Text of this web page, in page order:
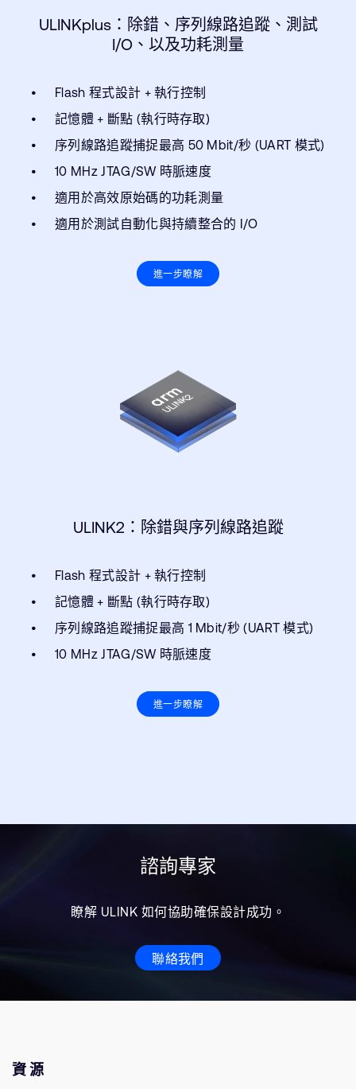
ULINKplus：除錯、序列線路追蹤、測試
I/O、以及功耗測量
Flash 程式設計 + 執行控制
記憶體 + 斷點 (執行時存取)
序列線路追蹤捕捉最高 50 Mbit/秒 (UART 模式)
10 MHz JTAG/SW 時脈速度
適用於高效原始碼的功耗測量
適用於測試自動化與持續整合的 I/O
進一步瞭解
ULINK2：除錯與序列線路追蹤
Flash 程式設計 + 執行控制
記憶體 + 斷點 (執行時存取)
序列線路追蹤捕捉最高 1 Mbit/秒 (UART 模式)
10 MHz JTAG/SW 時脈速度
進一步瞭解
諮詢專家
瞭解 ULINK 如何協助確保設計成功。
聯絡我們
資源